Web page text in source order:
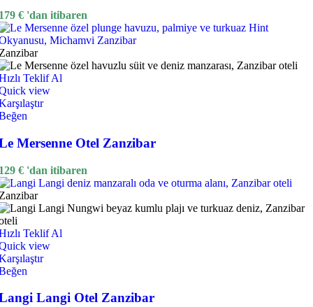
€ 'dan itibaren
Teklif Al
view
Mersenne Otel Zanzibar
€ 'dan itibaren
Teklif Al
view
Langi Otel Zanzibar